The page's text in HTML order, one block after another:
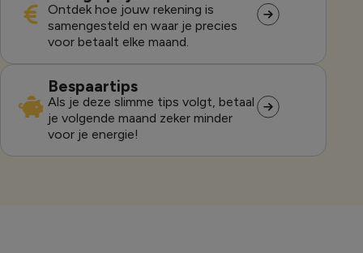
Ontdek hoe jouw rekening is
samengesteld en waar je precies
voor betaalt elke maand.
Bespaartips
Als je deze slimme tips volgt, betaal
je volgende maand zeker minder
voor je energie!